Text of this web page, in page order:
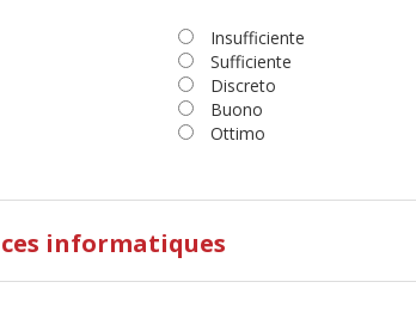
Insufficiente
Sufficiente
Discreto
Buono
Ottimo
informatiques